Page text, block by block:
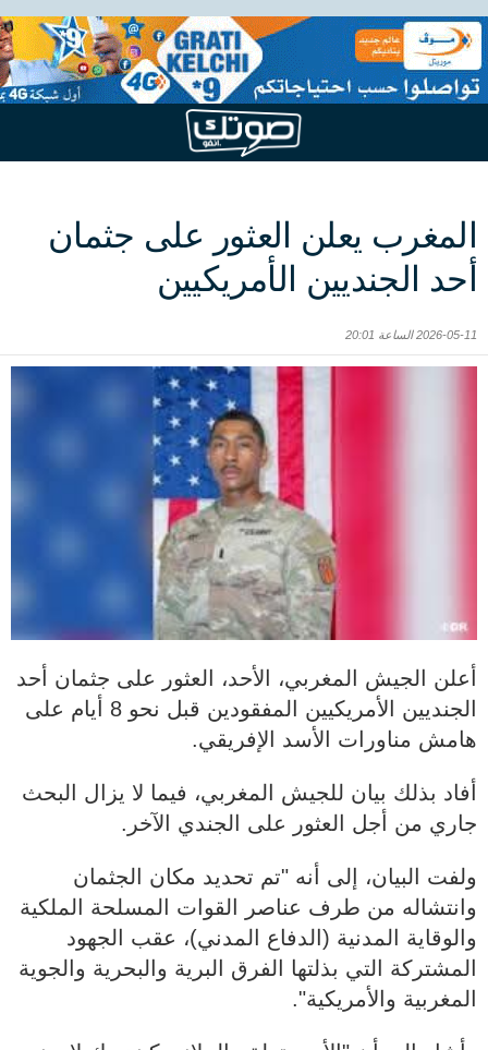
المغرب يعلن العثور على جثمان
أحد الجنديين الأمريكيين
2026-05-11 الساعة 20:01
أعلن الجيش المغربي، الأحد، العثور على جثمان أحد
الجنديين الأمريكيين المفقودين قبل نحو 8 أيام على
هامش مناورات الأسد الإفريقي.
أفاد بذلك بيان للجيش المغربي، فيما لا يزال البحث
جاري من أجل العثور على الجندي الآخر.
ولفت البيان، إلى أنه "تم تحديد مكان الجثمان
وانتشاله من طرف عناصر القوات المسلحة الملكية
والوقاية المدنية (الدفاع المدني)، عقب الجهود
المشتركة التي بذلتها الفرق البرية والبحرية والجوية
المغربية والأمريكية".